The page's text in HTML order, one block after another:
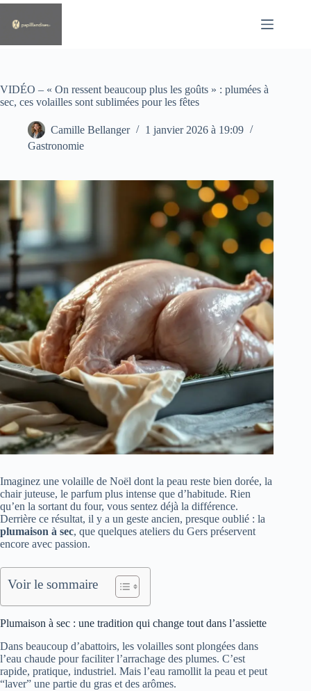
Passer
contenu
VIDÉO – « On ressent beaucoup plus les goûts » : plumées à
sec, ces volailles sont sublimées pour les fêtes
Camille Bellanger
1 janvier 2026 à 19:09
Gastronomie
Imaginez une volaille de Noël dont la peau reste bien dorée, la
chair juteuse, le parfum plus intense que d’habitude. Rien
qu’en la sortant du four, vous sentez déjà la différence.
Derrière ce résultat, il y a un geste ancien, presque oublié : la
plumaison à sec, que quelques ateliers du Gers préservent
encore avec passion.
Voir le sommaire
Plumaison à sec : une tradition qui change tout dans l’assiette
Dans beaucoup d’abattoirs, les volailles sont plongées dans
l’eau chaude pour faciliter l’arrachage des plumes. C’est
rapide, pratique, industriel. Mais l’eau ramollit la peau et peut
“laver” une partie du gras et des arômes.